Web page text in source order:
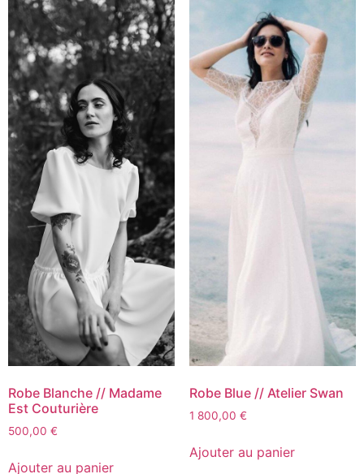
Robe Blanche // Madame
Est Couturière
500,00 €
Ajouter au panier
Robe Blue // Atelier Swan
1 800,00 €
Ajouter au panier